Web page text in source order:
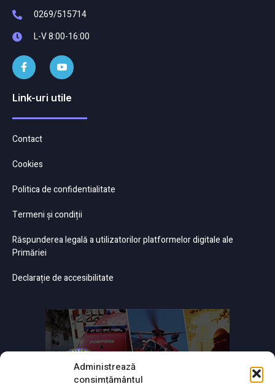
Administrează
consimțământul
0269/515714
L-V 8:00-16:00
Link-uri utile
Contact
Cookies
Politica de confidentialitate
Termeni și condiții
Răspunderea legală a utilizatorilor platformelor digitale ale
Primăriei
Declarație de accesibilitate